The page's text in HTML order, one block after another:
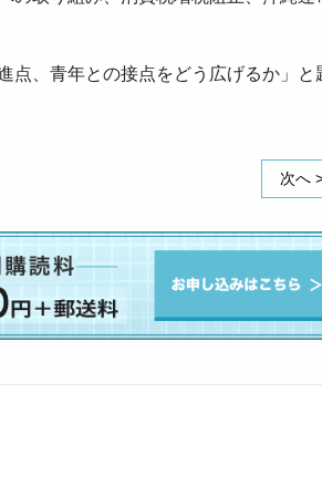
点、青年との接点をどう広げるか」と
次へ